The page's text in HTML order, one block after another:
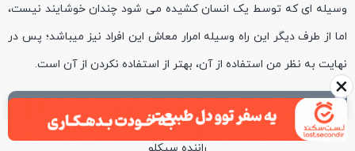
وسیله ای که توسط یک انسان کشیده می شود چندان خوشایند نیست،
اما از طرف دیگر این راه وسیله امرار معاش این افراد نیز میباشد؛ پس در
نهایت به نظر من استفاده از آن، بهتر از استفاده نکردن از آن است.
×